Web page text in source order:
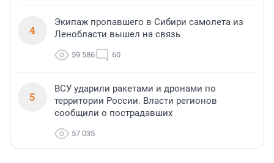
4
Экипаж пропавшего в Сибири самолета из
Ленобласти вышел на связь
59 586 60
5
ВСУ ударили ракетами и дронами по
территории России. Власти регионов
сообщили о пострадавших
57 035